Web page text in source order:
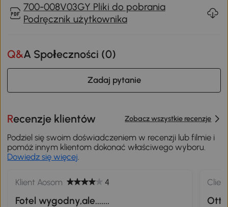
700-008V03GY Pliki do pobrania
Podręcznik użytkownika
Q&A Społeczności (0)
Zadaj pytanie
Recenzje klientów Zobacz wszystkie recenzje
Podziel się swoim doświadczeniem w recenzji lub filmie i
pomóż innym klientom dokonać właściwego wyboru.
Dowiedz się więcej.
Klient Aosom 4
Fotel wygodny,ale.......